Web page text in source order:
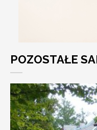
POZOSTAŁE